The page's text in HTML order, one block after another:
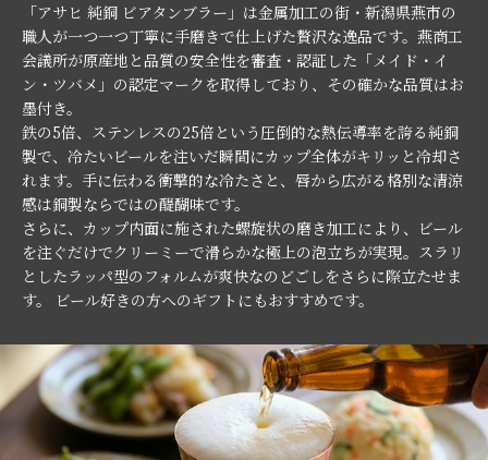
「アサヒ 純銅 ビアタンブラー」は金属加工の街・新潟県燕市の
職人が一つ一つ丁寧に手磨きで仕上げた贅沢な逸品です。燕商工
会議所が原産地と品質の安全性を審査・認証した「メイド・イ
ン・ツバメ」の認定マークを取得しており、その確かな品質はお
墨付き。
鉄の5倍、ステンレスの25倍という圧倒的な熱伝導率を誇る純銅
製で、冷たいビールを注いだ瞬間にカップ全体がキリッと冷却さ
れます。手に伝わる衝撃的な冷たさと、唇から広がる格別な清涼
感は銅製ならではの醍醐味です。
さらに、カップ内面に施された螺旋状の磨き加工により、ビール
を注ぐだけでクリーミーで滑らかな極上の泡立ちが実現。スラリ
としたラッパ型のフォルムが爽快なのどごしをさらに際立たせま
す。 ビール好きの方へのギフトにもおすすめです。